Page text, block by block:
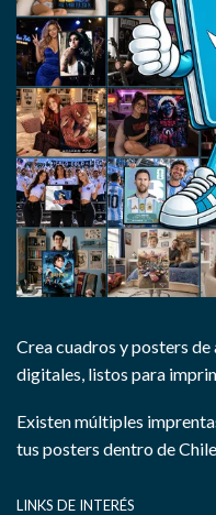
Crea cuadros y posters
digitales, listos para
Existen múltiples
tus posters dentro de
LINKS DE INTERÉS